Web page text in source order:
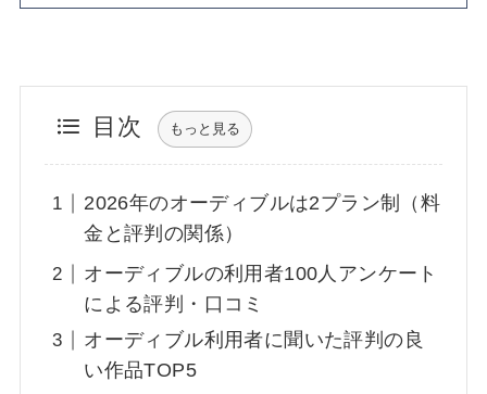
目次 もっと見る
2026年のオーディブルは2プラン制（料
金と評判の関係）
オーディブルの利用者100人アンケート
による評判・口コミ
オーディブル利用者に聞いた評判の良
い作品TOP5